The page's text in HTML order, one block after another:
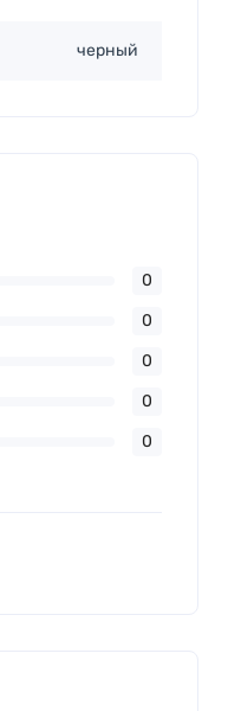
черный
0
0
0
0
0